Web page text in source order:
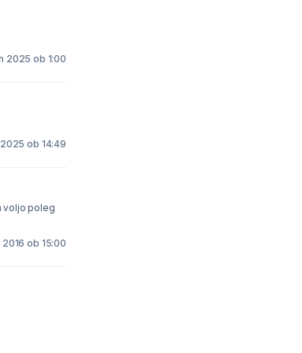
2025 ob 1:00
2025 ob 14:49
voljo poleg
ob 15:00